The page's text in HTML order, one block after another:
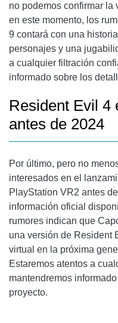
no podemos confirmar la
en este momento, los
9 contará con una
personajes y una
a cualquier filtración
informado sobre los
Resident Evil 4
antes de 2024
Por último, pero no
interesados en el
PlayStation VR2 antes
información oficial
rumores indican que
una versión de Resident
virtual en la próxima
Estaremos atentos a
mantendremos
proyecto.